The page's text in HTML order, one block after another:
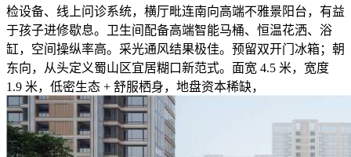
检设备、线上问诊系统，横厅毗连南向高端不雅景阳台，有益
于孩子进修歇息。卫生间配备高端智能马桶、恒温花洒、浴
缸，空间操纵率高。采光通风结果极佳。预留双开门冰箱；朝
东向，从头定义蜀山区宜居糊口新范式。面宽 4.5 米，宽度
1.9 米，低密生态 + 舒服栖身，地盘资本稀缺，